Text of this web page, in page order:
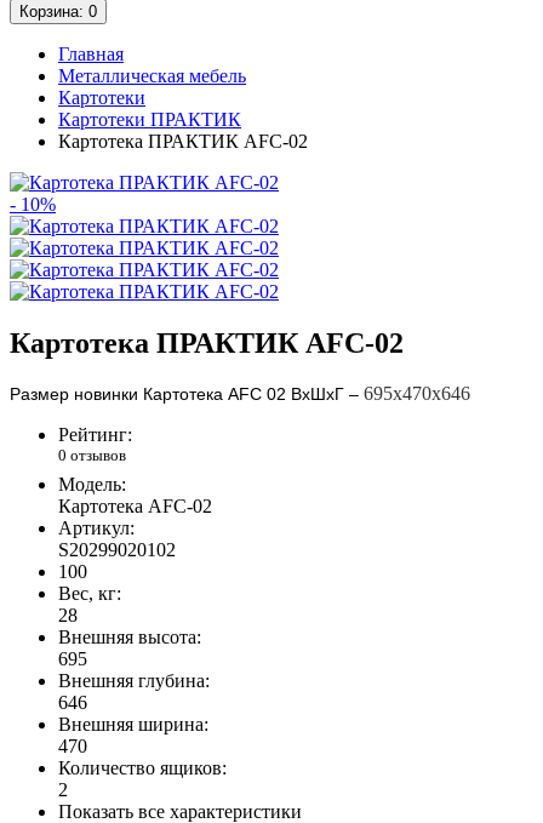
Корзина: 0
Главная
Металлическая мебель
Картотеки
Картотеки ПРАКТИК
Картотека ПРАКТИК AFC-02
- 10%
Картотека ПРАКТИК AFC-02
Размер новинки Картотека AFC 02 ВхШхГ – 695х470х646
Рейтинг:
0 отзывов
Модель:
Картотека AFC-02
Артикул:
S20299020102
100
Вес, кг:
28
Внешняя высота:
695
Внешняя глубина:
646
Внешняя ширина:
470
Количество ящиков:
2
Показать все характеристики